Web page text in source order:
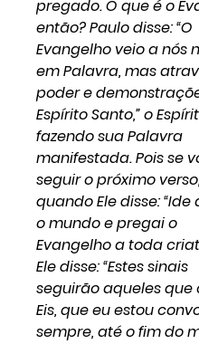
pregado. O que é o
então? Paulo disse: “O
Evangelho veio a nós
em Palavra, mas
poder e
Espírito Santo,” o
fazendo sua Palavra
manifestada. Pois se
seguir o próximo verso,
quando Ele disse: “Ide
o mundo e pregai o
Evangelho a toda
Ele disse: “Estes sinais
seguirão aqueles que
Eis, que eu estou
sempre, até o fim do